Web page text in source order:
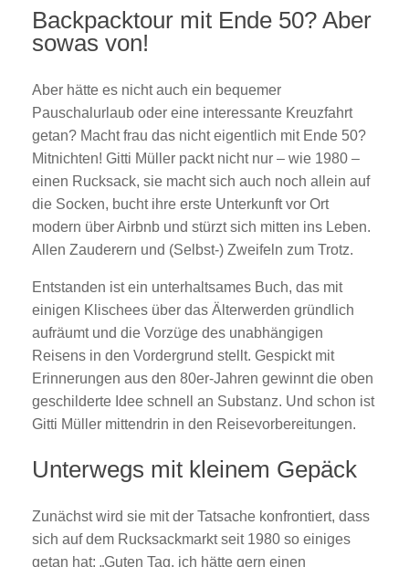
Backpacktour mit Ende 50? Aber
sowas von!
Aber hätte es nicht auch ein bequemer
Pauschalurlaub oder eine interessante Kreuzfahrt
getan? Macht frau das nicht eigentlich mit Ende 50?
Mitnichten! Gitti Müller packt nicht nur – wie 1980 –
einen Rucksack, sie macht sich auch noch allein auf
die Socken, bucht ihre erste Unterkunft vor Ort
modern über Airbnb und stürzt sich mitten ins Leben.
Allen Zauderern und (Selbst-) Zweifeln zum Trotz.
Entstanden ist ein unterhaltsames Buch, das mit
einigen Klischees über das Älterwerden gründlich
aufräumt und die Vorzüge des unabhängigen
Reisens in den Vordergrund stellt. Gespickt mit
Erinnerungen aus den 80er-Jahren gewinnt die oben
geschilderte Idee schnell an Substanz. Und schon ist
Gitti Müller mittendrin in den Reisevorbereitungen.
Unterwegs mit kleinem Gepäck
Zunächst wird sie mit der Tatsache konfrontiert, dass
sich auf dem Rucksackmarkt seit 1980 so einiges
getan hat: „Guten Tag, ich hätte gern einen